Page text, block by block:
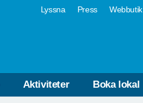
Lyssna Press Webbutik
Aktiviteter Boka lokal